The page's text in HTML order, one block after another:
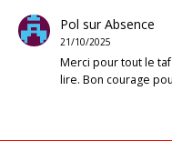
Pol surAbsence
21/10/2025
Merci pour tout le
lire. Bon courage